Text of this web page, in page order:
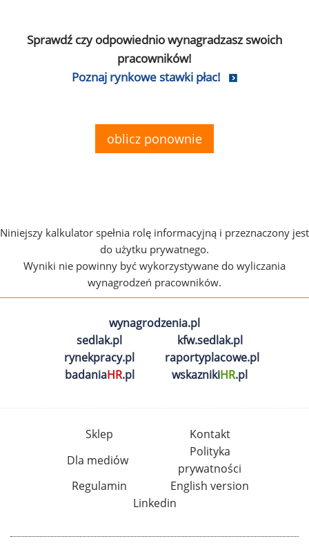
Sprawdź czy odpowiednio wynagradzasz swoich
pracowników!
Poznaj rynkowe stawki płac!
oblicz ponownie
Niniejszy kalkulator spełnia rolę informacyjną i przeznaczony jest
do użytku prywatnego.
Wyniki nie powinny być wykorzystywane do wyliczania
wynagrodzeń pracowników.
wynagrodzenia.pl
sedlak.pl
kfw.sedlak.pl
rynekpracy.pl
raportyplacowe.pl
badaniaHR.pl wskaznikiHR.pl
Sklep
Kontakt
Dla mediów
Polityka
prywatności
Regulamin
English version
Linkedin